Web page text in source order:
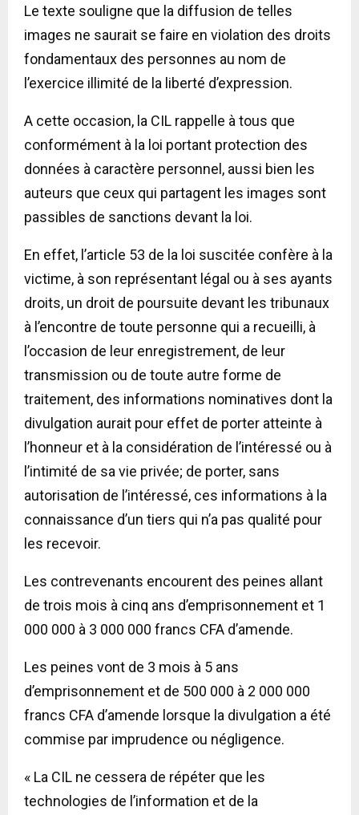
Le texte souligne que la diffusion de telles
images ne saurait se faire en violation des droits
fondamentaux des personnes au nom de
l’exercice illimité de la liberté d’expression.
A cette occasion, la CIL rappelle à tous que
conformément à la loi portant protection des
données à caractère personnel, aussi bien les
auteurs que ceux qui partagent les images sont
passibles de sanctions devant la loi.
En effet, l’article 53 de la loi suscitée confère à la
victime, à son représentant légal ou à ses ayants
droits, un droit de poursuite devant les tribunaux
à l’encontre de toute personne qui a recueilli, à
l’occasion de leur enregistrement, de leur
transmission ou de toute autre forme de
traitement, des informations nominatives dont la
divulgation aurait pour effet de porter atteinte à
l’honneur et à la considération de l’intéressé ou à
l’intimité de sa vie privée; de porter, sans
autorisation de l’intéressé, ces informations à la
connaissance d’un tiers qui n’a pas qualité pour
les recevoir.
Les contrevenants encourent des peines allant
de trois mois à cinq ans d’emprisonnement et 1
000 000 à 3 000 000 francs CFA d’amende.
Les peines vont de 3 mois à 5 ans
d’emprisonnement et de 500 000 à 2 000 000
francs CFA d’amende lorsque la divulgation a été
commise par imprudence ou négligence.
« La CIL ne cessera de répéter que les
technologies de l’information et de la